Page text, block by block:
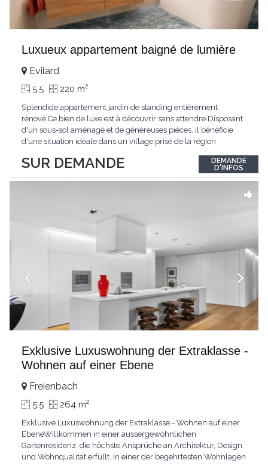
Luxueux appartement baigné de lumière
SUR DEMANDE
Evilard
5.5 220 m2
Splendide appartement jardin de standing entièrement
rénové.Ce bien de luxe est à découvrir sans attendre.Disposant
d'un sous-sol aménagé et de généreuses pièces, il bénéficie
d'une situation idéale dans un village prisé de la région
hors du commun tout au long de la journée.Points forts:4
grandes chambresUn vaste séjour...
DEMANDE
D'INFOS
Exklusive Luxuswohnung der Extraklasse -
Wohnen auf einer Ebene
Freienbach
5.5 264 m2
Exklusive Luxuswohnung der Extraklasse - Wohnen auf einer
EbeneWillkommen in einer aussergewöhnlichen
Gartenresidenz, die höchste Ansprüche an Architektur, Design
und Wohnqualität erfüllt. In einer der begehrtesten Wohnlagen